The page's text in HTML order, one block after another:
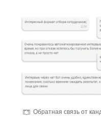
Обратная связь от